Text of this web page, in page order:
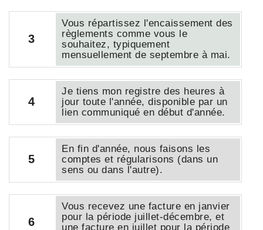
3
Vous répartissez l'encaissement des
règlements comme vous le
souhaitez, typiquement
mensuellement de septembre à mai.
4
Je tiens mon registre des heures à
jour toute l'année, disponible par un
lien communiqué en début d'année.
5
En fin d'année, nous faisons les
comptes et régularisons (dans un
sens ou dans l'autre).
6
Vous recevez une facture en janvier
pour la période juillet-décembre, et
une facture en juillet pour la période